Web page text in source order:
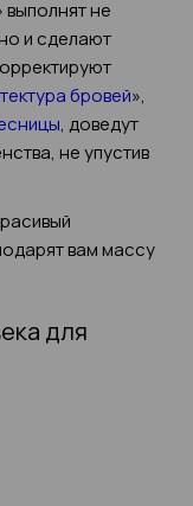
не
и сделают
бровей»,
, доведут
не упустив
вам массу
для